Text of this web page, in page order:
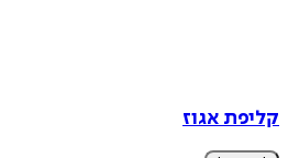
אגוז